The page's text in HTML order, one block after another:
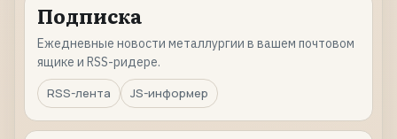
Подписка
Ежедневные новости металлургии в вашем почтовом
ящике и RSS-ридере.
RSS-лента
JS-информер